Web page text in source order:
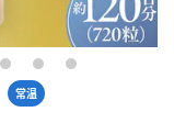
常温
8 9 10